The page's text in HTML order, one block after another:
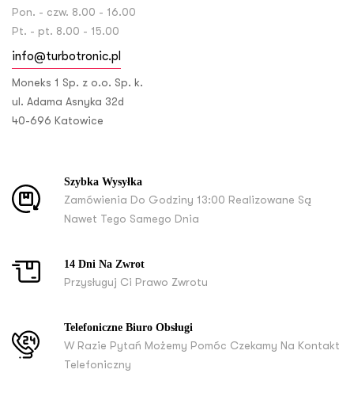
Pon. - czw. 8.00 - 16.00
Pt. - pt. 8.00 - 15.00
info@turbotronic.pl
Moneks 1 Sp. z o.o. Sp. k.
ul. Adama Asnyka 32d
40-696 Katowice
Szybka Wysyłka
Zamówienia Do Godziny 13:00 Realizowane Są
Nawet Tego Samego Dnia
14 Dni Na Zwrot
Przysługuj Ci Prawo Zwrotu
Telefoniczne Biuro Obsługi
W Razie Pytań Możemy Pomóc Czekamy Na Kontakt
Telefoniczny